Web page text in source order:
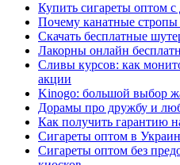
Купить сигареты оптом с
Почему канатные стропы
Скачать бесплатные
Лакорны онлайн
Сливы курсов: как
акции
Kinogo: большой выбор
Дорамы про дружбу и
Как получить гарантию
Сигареты оптом в
Сигареты оптом без